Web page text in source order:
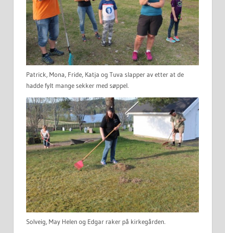
Patrick, Mona, Fride, Katja og Tuva slapper av etter at de
hadde fylt mange sekker med søppel.
Solveig, May Helen og Edgar raker på kirkegården.